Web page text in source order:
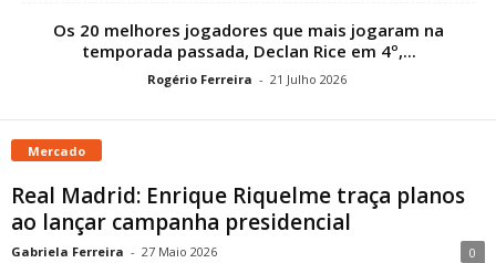
Os 20 melhores jogadores que mais jogaram na
temporada passada, Declan Rice em 4º,...
Rogério Ferreira - 21 Julho 2026
Mercado
Real Madrid: Enrique Riquelme traça planos
ao lançar campanha presidencial
Gabriela Ferreira - 27 Maio 2026 0